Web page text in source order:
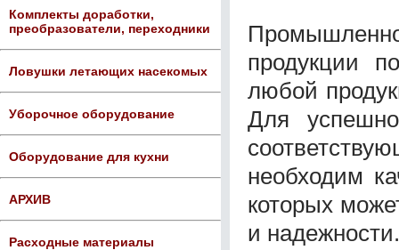
Комплекты доработки,
преобразователи, переходники
Ловушки летающих насекомых
Уборочное оборудование
Оборудование для кухни
АРХИВ
Расходные материалы
продукции
любой
Для
необходим
которых
и надежности.